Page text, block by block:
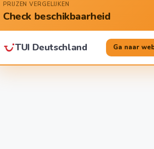
PRIJZEN VERGELIJKEN
Check beschikbaarheid
TUI Deutschland Ga naar